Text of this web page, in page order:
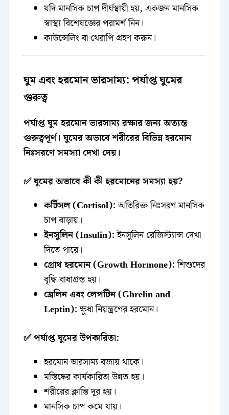
যদি মানসিক চাপ দীর্ঘস্থায়ী হয়, একজন মানসিক
স্বাস্থ্য বিশেষজ্ঞের পরামর্শ নিন।
কাউন্সেলিং বা থেরাপি গ্রহণ করুন।
ঘুম এবং হরমোন ভারসাম্য: পর্যাপ্ত ঘুমের
গুরুত্ব
পর্যাপ্ত ঘুম হরমোন ভারসাম্য রক্ষার জন্য অত্যন্ত
গুরুত্বপূর্ণ। ঘুমের অভাবে শরীরের বিভিন্ন হরমোন
নিঃসরণে সমস্যা দেখা দেয়।
✅ ঘুমের অভাবে কী কী হরমোনের সমস্যা হয়?
কর্টিসল (Cortisol):অতিরিক্ত নিঃসরণ মানসিক
চাপ বাড়ায়।
ইনসুলিন (Insulin):ইনসুলিন রেজিস্ট্যান্স দেখা
দিতে পারে।
গ্রোথ হরমোন (Growth Hormone):শিশুদের
বৃদ্ধি বাধাগ্রস্ত হয়।
ঘ্রেলিন এবং লেপটিন (Ghrelin and
Leptin):ক্ষুধা নিয়ন্ত্রণের হরমোন।
✅ পর্যাপ্ত ঘুমের উপকারিতা:
হরমোন ভারসাম্য বজায় থাকে।
মস্তিষ্কের কার্যকারিতা উন্নত হয়।
শরীরের ক্লান্তি দূর হয়।
মানসিক চাপ কমে যায়।